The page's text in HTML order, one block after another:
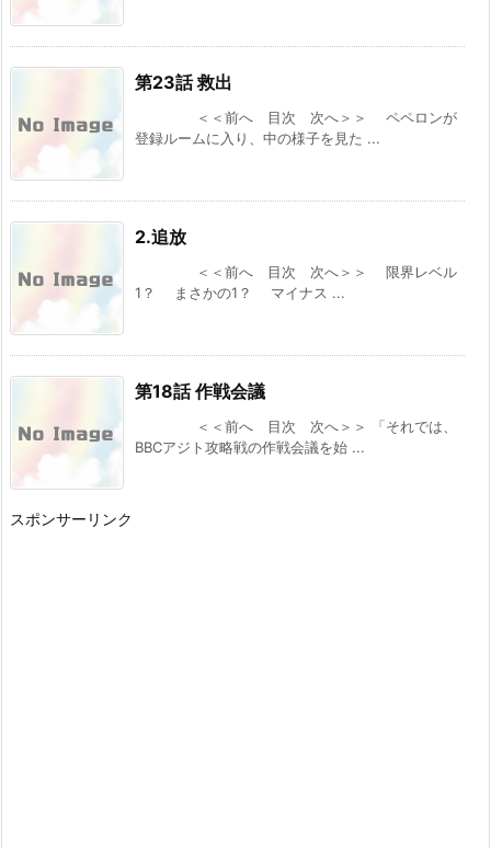
[スコ速＠ネット小説まとめ] 2026/08/04 12:00
異世界帰りの勇者はVRMMOでも最強だった～
初心者なのに規格外の戦闘能力を見せた結果、
帰還】
[まろでぃの徒然なる雑記＠Web小説紹介] 2026/08/04 04:29
VRMMOの作品で何かオススメないですかね？
その２５ ※再アンケート
[スコ速＠ネット小説まとめ] 2026/08/03 12:00
言ったよな?剣の魔法じゃなくてさ? ~ギフト
「剣魔法」でゲーム世界を美少女たちと駆け抜
ける~』
[スコ速＠ネット小説まとめ] 2026/08/02 18:00
カクヨム：『スキル無しゴトーさんは最弱のは
ずです！～勇者召喚に巻き込まれたモブサラリ
トNOVELSから書籍化決定！
[スコ速＠ネット小説まとめ] 2026/08/02 12:00
ドラゴンノベルス：『幼馴染のS級パーティー
を増やして最強へ! 5』 などの表紙
第23話 救出
＜＜前へ 目次 次へ＞＞ ペペロンが
登録ルームに入り、中の様子を見た ...
2.追放
＜＜前へ 目次 次へ＞＞ 限界レベル
1？ まさかの1？ マイナス ...
第18話 作戦会議
＜＜前へ 目次 次へ＞＞ 「それでは、
BBCアジト攻略戦の作戦会議を始 ...
スポンサーリンク